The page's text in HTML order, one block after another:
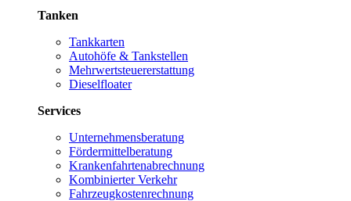
Tanken
Tankkarten
Autohöfe & Tankstellen
Mehrwertsteuererstattung
Dieselfloater
Services
Unternehmensberatung
Fördermittelberatung
Krankenfahrtenabrechnung
Kombinierter Verkehr
Fahrzeugkostenrechnung